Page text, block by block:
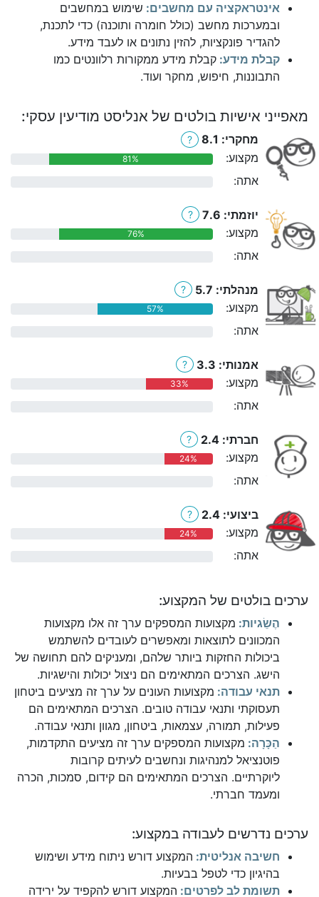
אינטראקציה עם מחשבים: שימוש במחשבים
ובמערכות מחשב (כולל חומרה ותוכנה) כדי לתכנת,
להגדיר פונקציות, להזין נתונים או לעבד מידע.
קבלת מידע: קבלת מידע ממקורות רלוונטים כמו
התבוננות, חיפוש, מחקר ועוד.
מאפייני אישיות בולטים של אנליסט מודיעין עסקי:
מחקרי: 8.1 ?
מקצוע: 81%
אתה:
יוזמתי: 7.6 ?
מקצוע: 76%
אתה:
מנהלתי: 5.7 ?
מקצוע: 57%
אתה:
אמנותי: 3.3 ?
מקצוע: 33%
אתה:
חברתי: 2.4 ?
מקצוע: 24%
אתה:
ביצועי: 2.4 ?
מקצוע: 24%
אתה:
ערכים בולטים של המקצוע:
הֶשֵׂגיות: מקצועות המספקים ערך זה אלו מקצועות
המכוונים לתוצאות ומאפשרים לעובדים להשתמש
ביכולות החזקות ביותר שלהם, ומעניקים להם תחושה של
הישג. הצרכים המתאימים הם ניצול יכולות והישגיות.
תנאי עבודה: מקצועות העונים על ערך זה מציעים ביטחון
תעסוקתי ותנאי עבודה טובים. הצרכים המתאימים הם
פעילות, תמורה, עצמאות, ביטחון, מגוון ותנאי עבודה.
הַכָּרָה: מקצועות המספקים ערך זה מציעים התקדמות,
פוטנציאל למנהיגות ונחשבים לעיתים קרובות
ליוקרתיים. הצרכים המתאימים הם קידום, סמכות, הכרה
ומעמד חברתי.
ערכים נדרשים לעבודה במקצוע:
חשיבה אנליטית: המקצוע דורש ניתוח מידע ושימוש
בהיגיון כדי לטפל בבעיות.
תשומת לב לפרטים: המקצוע דורש להקפיד על ירידה